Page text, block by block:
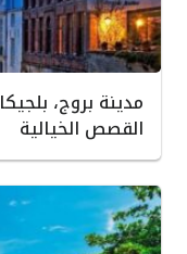
مدينة بروج،
القصص الخيالية